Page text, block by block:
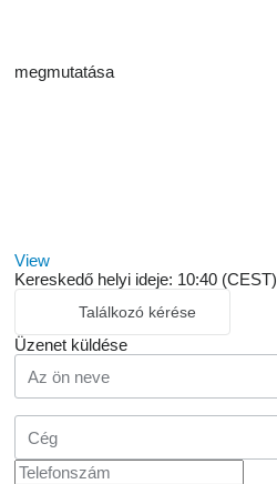
megmutatása
View
Kereskedő helyi ideje: 10:40 (CEST)
Találkozó kérése
Üzenet küldése